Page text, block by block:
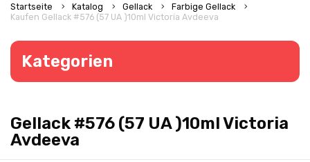
Startseite Katalog Gellack
Farbige Gellack
Kaufen Gellack #576 (57 UA )10ml Victoria Avdeeva
Kategorien
Gellack #576 (57 UA )10ml Victoria
Avdeeva